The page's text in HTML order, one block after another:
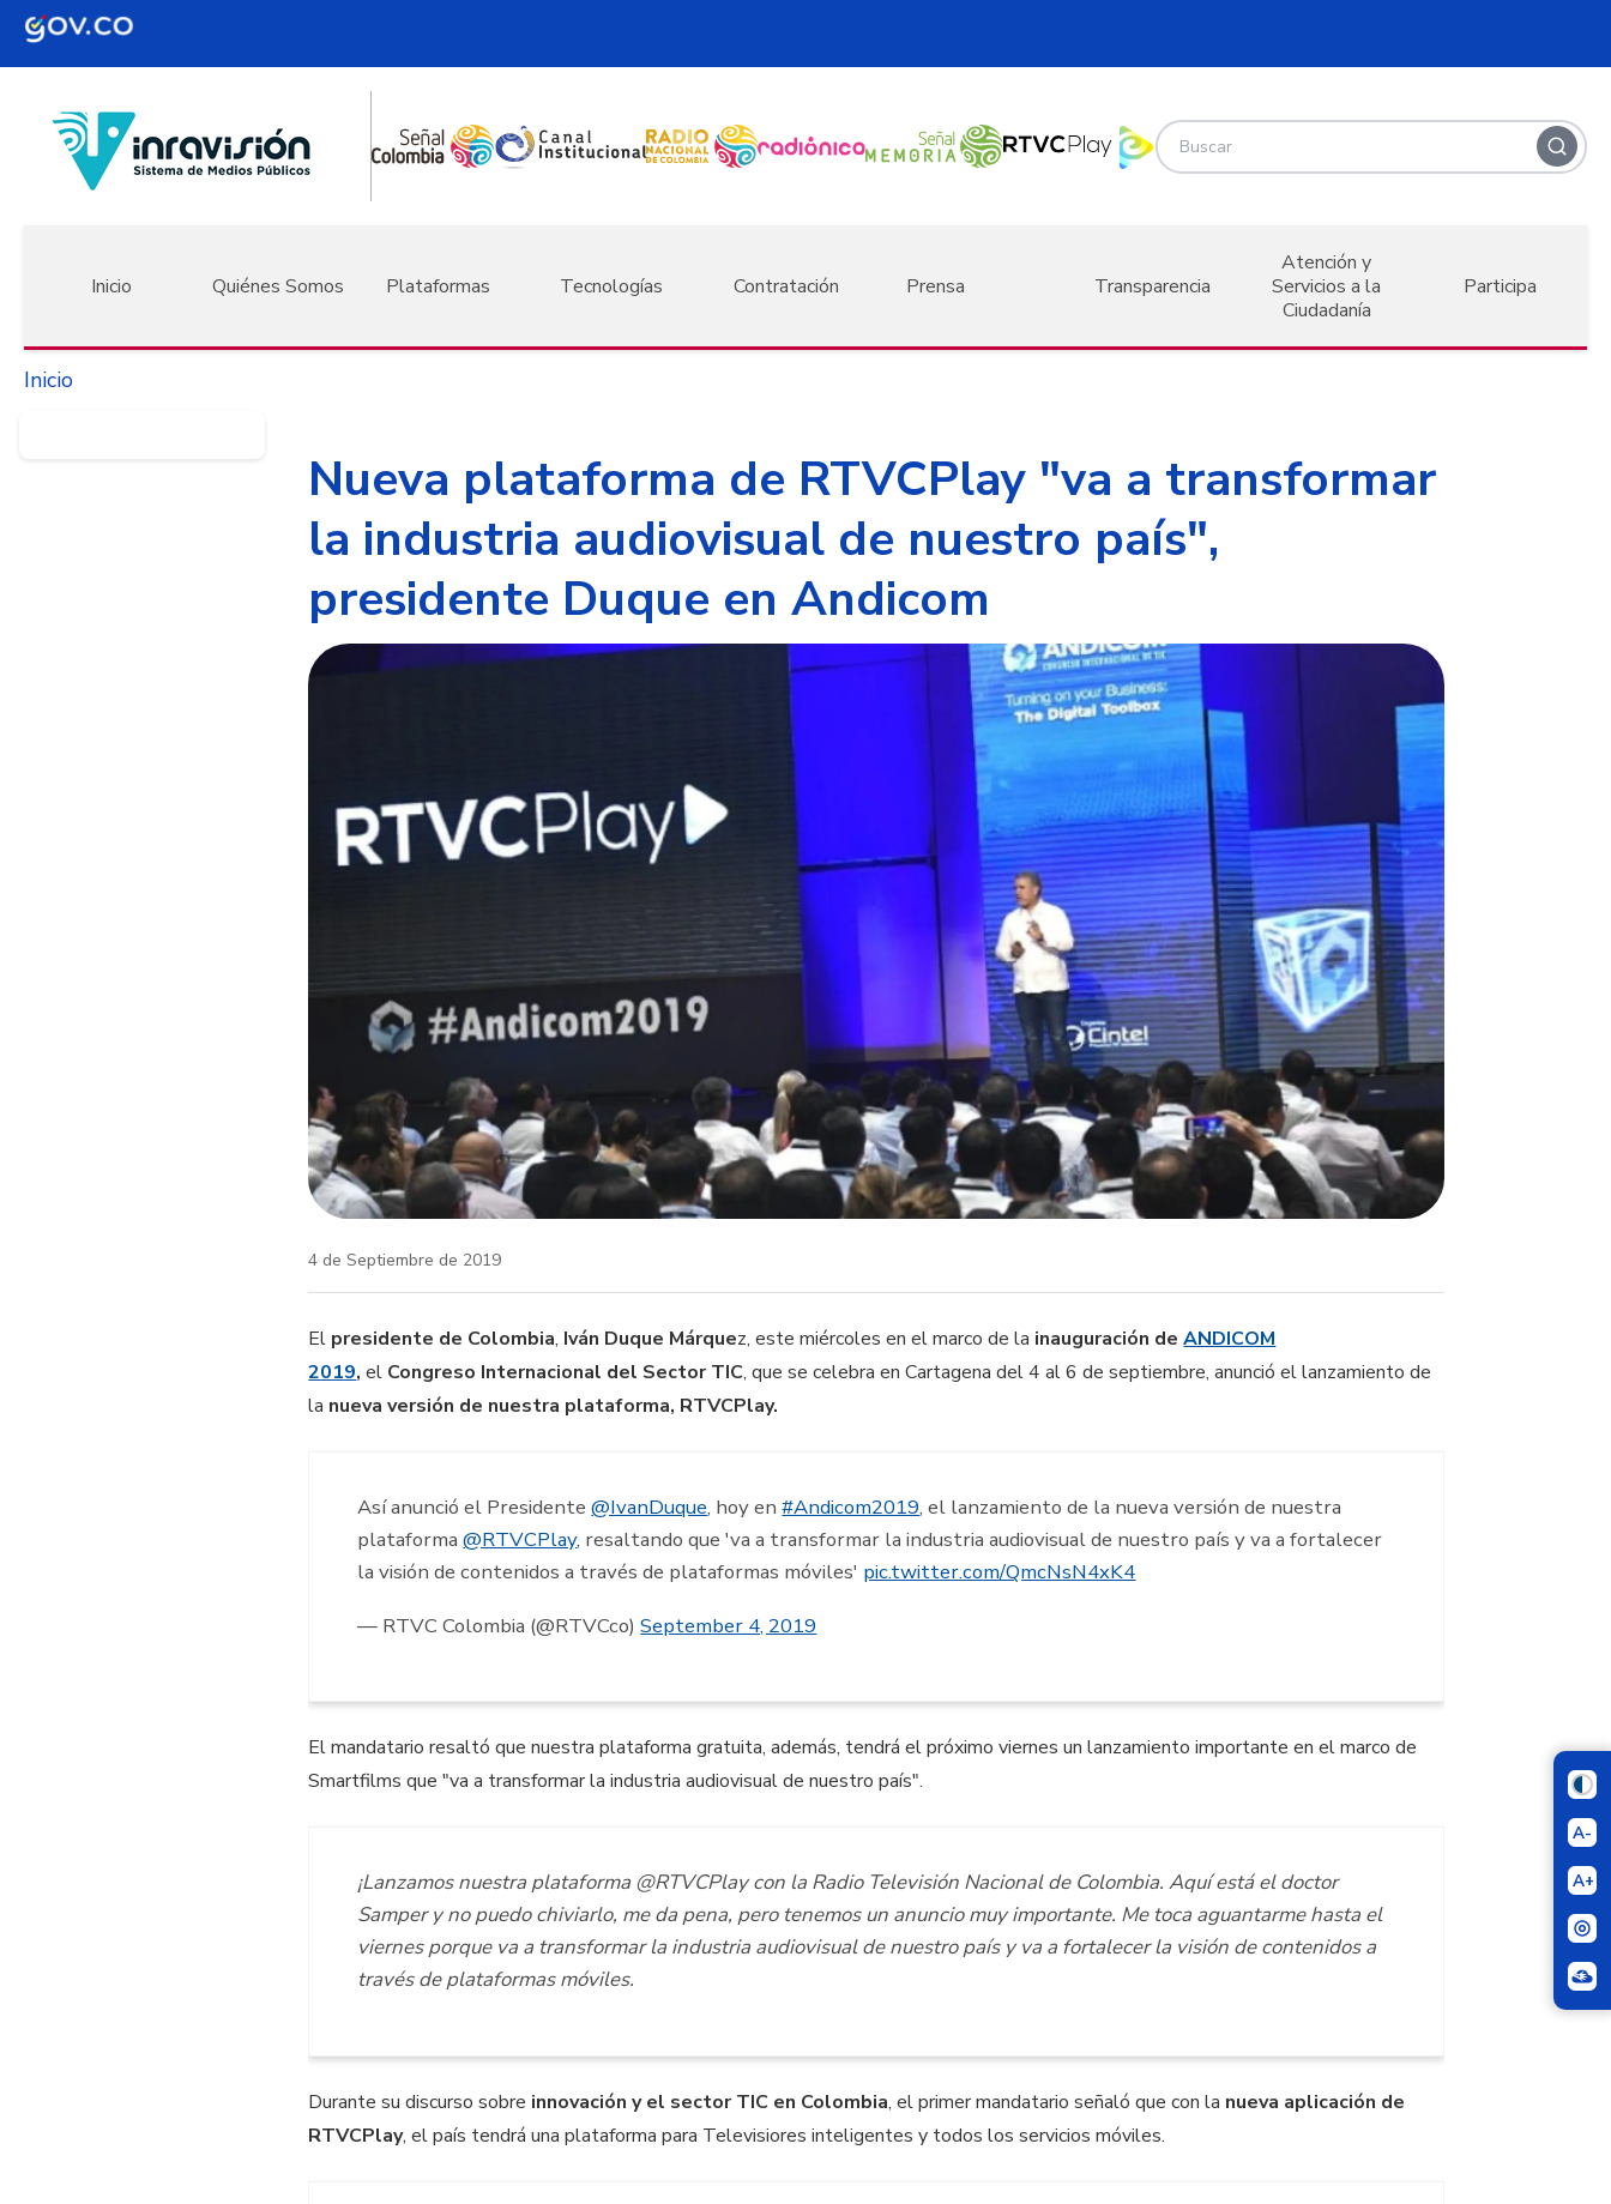
Pasar al contenido principal
Inicio Quiénes Somos Plataformas Tecnologías Contratación Prensa Transparencia
Atención y
Servicios a la
Ciudadanía
Participa
A-
A+
Inicio
Nueva plataforma de RTVCPlay "va a transformar
la industria audiovisual de nuestro país",
presidente Duque en Andicom
4 de Septiembre de 2019
El presidente de Colombia, Iván Duque Márquez, este miércoles en el marco de la inauguración deANDICOM
2019, el Congreso Internacional del Sector TIC, que se celebra en Cartagena del 4 al 6 de septiembre, anunció el lanzamiento de
la nueva versión de nuestra plataforma, RTVCPlay.
Así anunció el Presidente@IvanDuque, hoy en#Andicom2019, el lanzamiento de la nueva versión de nuestra
plataforma@RTVCPlay, resaltando que 'va a transformar la industria audiovisual de nuestro país y va a fortalecer
la visión de contenidos a través de plataformas móviles' pic.twitter.com/QmcNsN4xK4
— RTVC Colombia (@RTVCco)September 4, 2019
El mandatario resaltó que nuestra plataforma gratuita, además, tendrá el próximo viernes un lanzamiento importante en el marco de
Smartfilms que "va a transformar la industria audiovisual de nuestro país".
¡Lanzamos nuestra plataforma @RTVCPlay con la Radio Televisión Nacional de Colombia. Aquí está el doctor
Samper y no puedo chiviarlo, me da pena, pero tenemos un anuncio muy importante. Me toca aguantarme hasta el
viernes porque va a transformar la industria audiovisual de nuestro país y va a fortalecer la visión de contenidos a
través de plataformas móviles.
Durante su discurso sobre innovación y el sector TIC en Colombia, el primer mandatario señaló que con la nueva aplicación de
RTVCPlay, el país tendrá una plataforma para Televisiores inteligentes y todos los servicios móviles.